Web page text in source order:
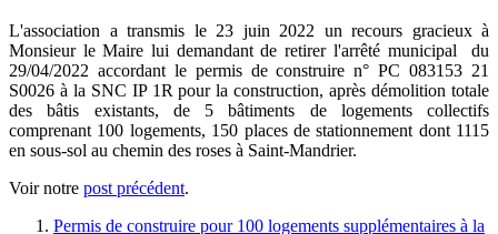
L'association a transmis le 23 juin 2022 un recours gracieux à
Monsieur le Maire lui demandant de retirer l'arrêté municipal du
29/04/2022 accordant le permis de construire n° PC 083153 21
S0026 à la SNC IP 1R pour la construction, après démolition totale
des bâtis existants, de 5 bâtiments de logements collectifs
comprenant 100 logements, 150 places de stationnement dont 1115
en sous-sol au chemin des roses à Saint-Mandrier.
Voir notre post précédent.
Permis de construire pour 100 logements supplémentaires à la